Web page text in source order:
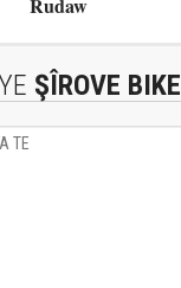
ŞÎROVE BIKE